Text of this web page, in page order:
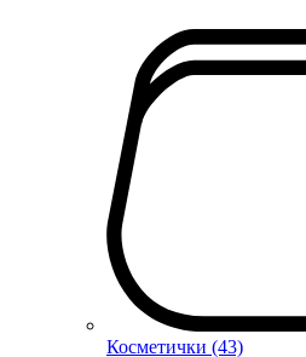
Косметички (43)